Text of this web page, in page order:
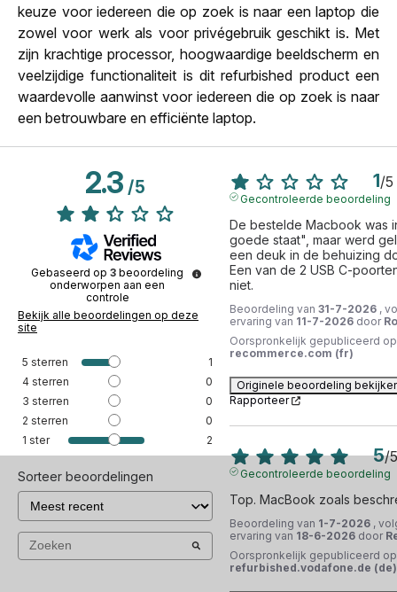
keuze voor iedereen die op zoek is naar een laptop die
zowel voor werk als voor privégebruik geschikt is. Met
zijn krachtige processor, hoogwaardige beeldscherm en
veelzijdige functionaliteit is dit refurbished product een
waardevolle aanwinst voor iedereen die op zoek is naar
een betrouwbare en efficiënte laptop.
2.3/5
Gebaseerd op 3 beoordeling
onderworpen aan een
controle
Bekijk alle beoordelingen op deze
site
5 sterren
1
4 sterren
0
3 sterren
0
2 sterren
0
1 ster 2
Sorteer beoordelingen
1/5
Gecontroleerde beoordeling
De bestelde Macbook was
goede staat", maar werd
een deuk in de behuizing
Een van de 2 USB C-
niet.
Beoordeling van 31-7-2026 ,
ervaring van 11-7-2026 door
Oorspronkelijk gepubliceerd op
recommerce.com (fr)
Originele beoordeling
Rapporteer
5/5
Gecontroleerde beoordeling
Top. MacBook zoals
Beoordeling van 1-7-2026 ,
ervaring van 18-6-2026 door
Oorspronkelijk gepubliceerd op
refurbished.vodafone.de (de)